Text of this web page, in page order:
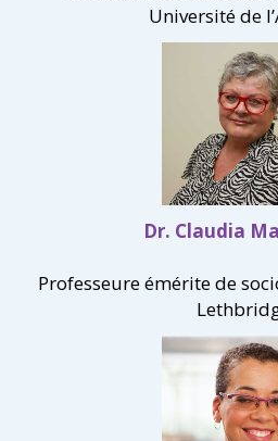
Université de
Dr. Claudia
Professeure émérite de